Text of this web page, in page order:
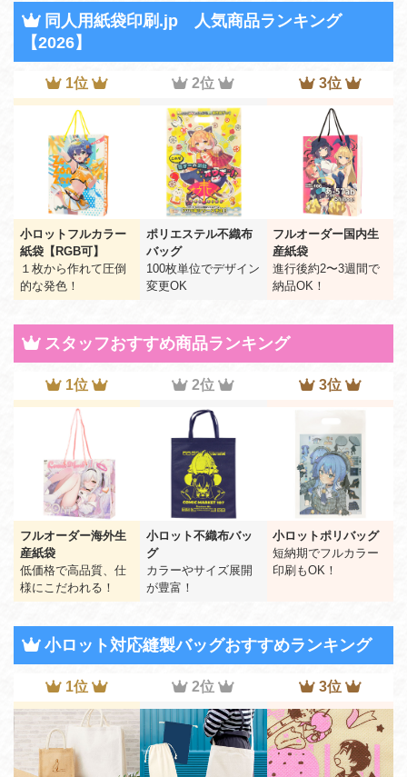
同人用紙袋印刷.jp 人気商品ランキング
【2026】
1位
小ロットフルカラー
紙袋【RGB可】
１枚から作れて圧倒
的な発色！
2位
ポリエステル不織布
バッグ
100枚単位でデザイン
変更OK
3位
フルオーダー国内生
産紙袋
進行後約2〜3週間で
納品OK！
スタッフおすすめ商品ランキング
1位
フルオーダー海外生
産紙袋
低価格で高品質、仕
様にこだわれる！
2位
小ロット不織布バッ
グ
カラーやサイズ展開
が豊富！
3位
小ロットポリバッグ
短納期でフルカラー
印刷もOK！
小ロット対応縫製バッグおすすめランキング
1位 2位 3位